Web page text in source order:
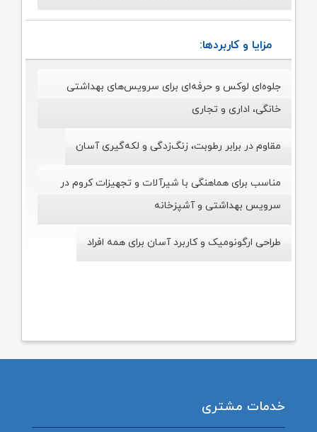
مزایا و کاربردها:
جلوه‌ای لوکس و حرفه‌ای برای سرویس‌های بهداشتی
خانگی، اداری و تجاری
مقاوم در برابر رطوبت، زنگ‌زدگی و لکه‌گیری آسان
مناسب برای هماهنگی با شیرآلات و تجهیزات کروم در
سرویس بهداشتی و آشپزخانه
طراحی ارگونومیک و کاربرد آسان برای همه افراد
خدمات مشتری